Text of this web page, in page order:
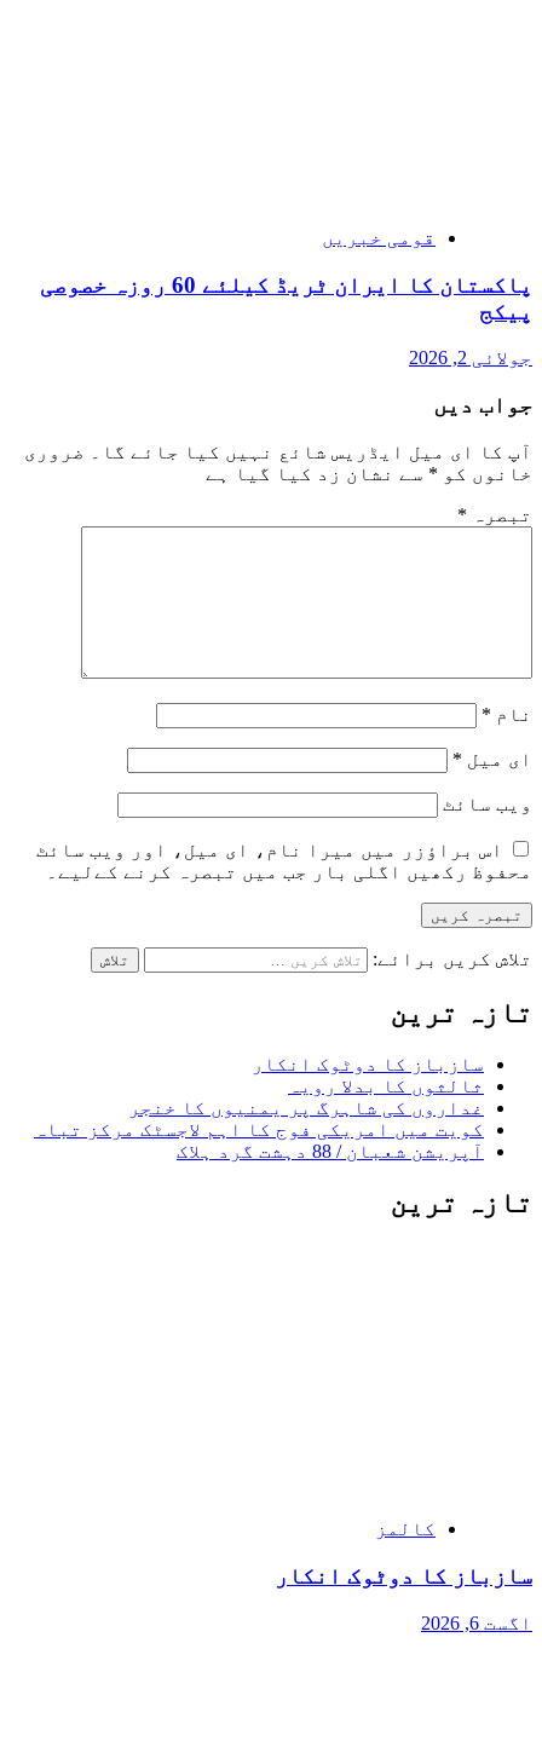
قومی خبریں
پاکستان کا ایران ٹریڈ کیلئے 60 روزہ خصوصی
پیکج
جولائی 2, 2026
جواب دیں
آپ کا ای میل ایڈریس شائع نہیں کیا جائے گا۔
ضروری
خانوں کو * سے نشان زد کیا گیا ہے
تبصرہ *
نام *
ای میل *
ویب‌ سائٹ
اس براؤزر میں میرا نام، ای میل، اور ویب سائٹ
محفوظ رکھیں اگلی بار جب میں تبصرہ کرنے کےلیے۔
تلاش کریں برائے:
تازہ ترین
سازباز کا دوٹوک انکار
ثالثوں کا بدلا رویہ
غداروں کی شاہرگ پر یمنیوں کا خنجر
کویت میں امریکی فوج کا اہم لاجسٹک مرکز تباہ
آپریشن شعبان / 88 دہشت گرد ہلاک
تازہ ترین
کالمز
سازباز کا دوٹوک انکار
اگست 6, 2026